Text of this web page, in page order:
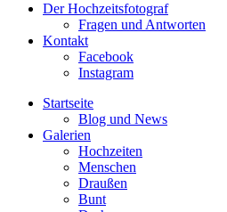
Der Hochzeitsfotograf
Fragen und Antworten
Kontakt
Facebook
Instagram
Startseite
Blog und News
Galerien
Hochzeiten
Menschen
Draußen
Bunt